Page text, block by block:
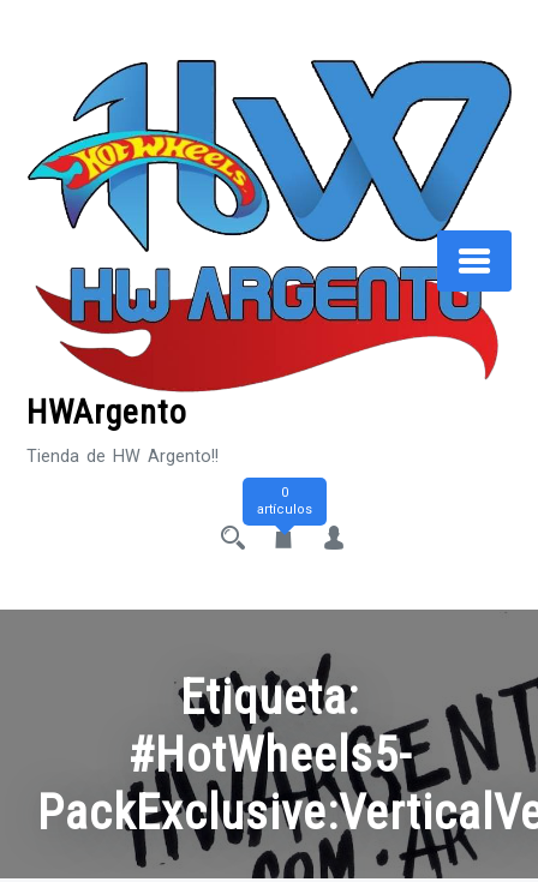
HWArgento
Tienda de HW Argento!!
0
artículos
Etiqueta:
#HotWheels5-